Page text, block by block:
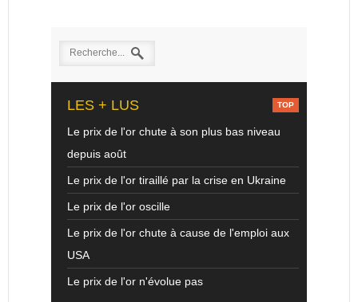
LES + LUS
Le prix de l'or chute à son plus bas niveau
depuis août
Le prix de l'or tiraillé par la crise en Ukraine
Le prix de l'or oscille
Le prix de l'or chute à cause de l'emploi aux
USA
Le prix de l'or n'évolue pas